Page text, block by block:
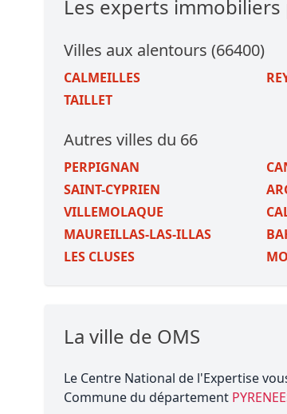
Les experts immobiliers
Villes aux alentours (66400)
CALMEILLES
TAILLET
Autres villes du 66
PERPIGNAN
SAINT-CYPRIEN
VILLEMOLAQUE
MAUREILLAS-LAS-ILLAS
LES CLUSES
La ville de OMS
Le Centre National de l'Expertise
Commune du département